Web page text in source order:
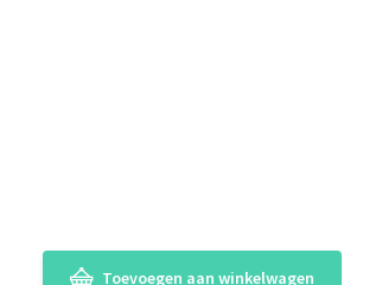
Toevoegen aan winkelwagen